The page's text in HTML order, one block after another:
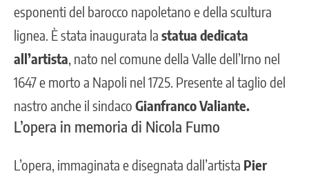
esponenti del barocco napoletano e della scultura
lignea. È stata inaugurata la statua dedicata
all’artista , nato nel comune della Valle dell’Irno nel
1647 e morto a Napoli nel 1725. Presente al taglio del
nastro anche il sindaco Gianfranco Valiante.
L’opera in memoria di Nicola Fumo
L’opera, immaginata e disegnata dall’artista Pier